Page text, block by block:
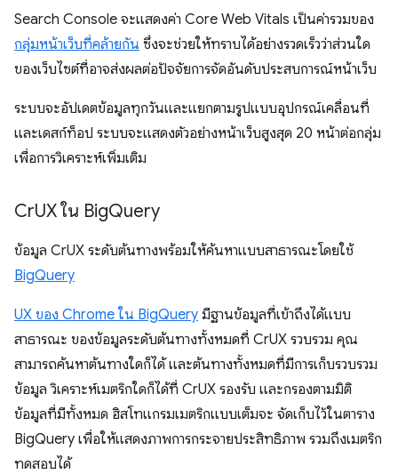
Search Console จะแสดงค่า Core Web Vitals เป็นค่ารวมของ
กลุ่มหน้าเว็บที่คล้ายกัน ซึ่งจะช่วยให้ทราบได้อย่างรวดเร็วว่าส่วนใด
ของเว็บไซต์ที่อาจส่งผลต่อปัจจัยการจัดอันดับประสบการณ์หน้าเว็บ
ระบบจะอัปเดตข้อมูลทุกวันและแยกตามรูปแบบอุปกรณ์เคลื่อนที่
และเดสก์ท็อป ระบบจะแสดงตัวอย่างหน้าเว็บสูงสุด 20 หน้าต่อกลุ่ม
เพื่อการวิเคราะห์เพิ่มเติม
CrUX ใน BigQuery
ข้อมูล CrUX ระดับต้นทางพร้อมให้ค้นหาแบบสาธารณะโดยใช้
BigQuery
UX ของ Chrome ใน BigQuery มีฐานข้อมูลที่เข้าถึงได้แบบ
สาธารณะ ของข้อมูลระดับต้นทางทั้งหมดที่ CrUX รวบรวม คุณ
สามารถค้นหาต้นทางใดก็ได้ และต้นทางทั้งหมดที่มีการเก็บรวบรวม
ข้อมูล วิเคราะห์เมตริกใดก็ได้ที่ CrUX รองรับ และกรองตามมิติ
ข้อมูลที่มีทั้งหมด ฮิสโทแกรมเมตริกแบบเต็มจะ จัดเก็บไว้ในตาราง
BigQuery เพื่อให้แสดงภาพการกระจายประสิทธิภาพ รวมถึงเมตริก
ทดสอบได้